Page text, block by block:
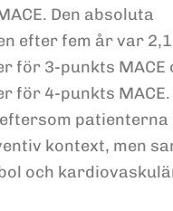
Den absoluta
efter fem år var 2,1
för 3-punkts MACE
för 4-punkts
patienterna
kontext, men
och